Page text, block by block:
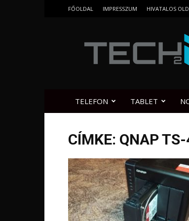
FŐOLDAL IMPRESSZUM HIVATALOS
TELEFON TABLET
CÍMKE: QNAP